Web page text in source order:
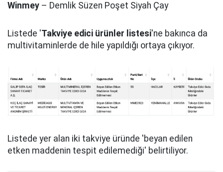
Winmey – Demlik Süzen Poşet Siyah Çay
Listede 'Takviye edici ürünler listesi'ne bakınca da
multivitaminlerde de hile yapıldığı ortaya çıkıyor.
Listede yer alan iki takviye üründe 'beyan edilen
etken maddenin tespit edilemediği' belirtiliyor.